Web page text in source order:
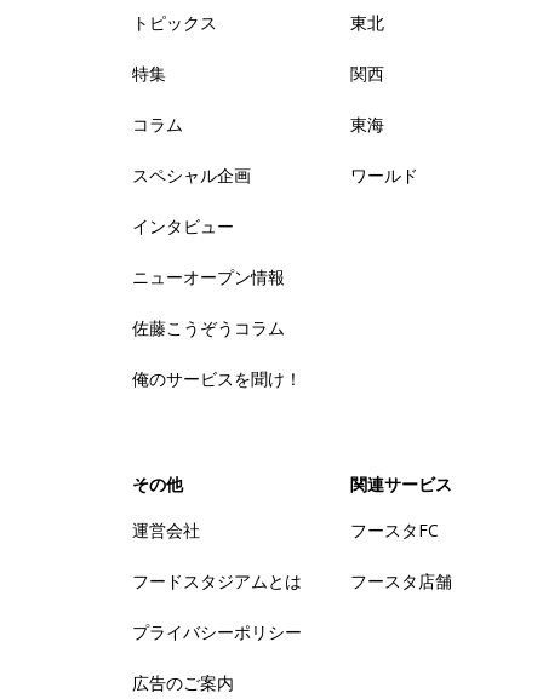
トピックス
特集
コラム
スペシャル企画
インタビュー
ニューオープン情報
佐藤こうぞうコラム
俺のサービスを聞け！
東北
関西
東海
ワールド
その他
運営会社
フードスタジアムとは
プライバシーポリシー
広告のご案内
関連サービス
フースタFC
フースタ店舗